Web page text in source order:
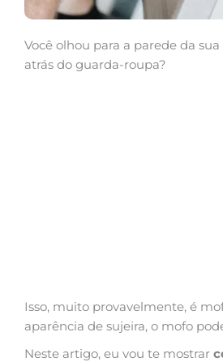
Você olhou para a parede da
atrás do guarda-roupa?
Isso, muito provavelmente, é
aparência de sujeira, o mofo
Neste artigo, eu vou te mostrar